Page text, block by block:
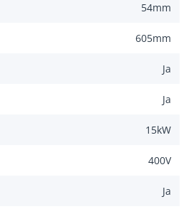
54mm
605mm
Ja
Ja
15kW
400V
Ja